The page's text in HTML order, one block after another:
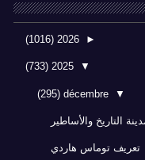
►
2026
(1016)
▼
2025
(733)
▼
décembre
(295)
التاريخ والأساطير
تعريف توماس هاردي